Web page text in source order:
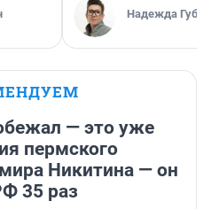
Надежда
— это уже
пермского
Никитина — он
35 раз